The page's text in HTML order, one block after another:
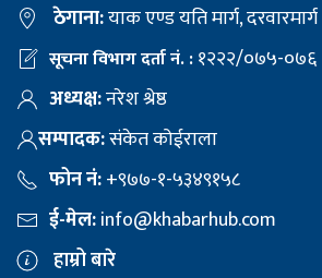
ठेगाना:याक एण्ड यति मार्ग, दरवारमार्ग
सूचना विभाग दर्ता नं. :१२२२/०७५-०७६
अध्यक्ष:नरेश श्रेष्ठ
सम्पादक:संकेत कोईराला
फोन नं:+९७७-१-५३४९१५८
ई-मेल:info@khabarhub.com
हाम्रो बारे